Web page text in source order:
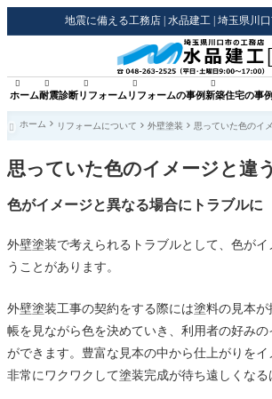
地震に備える工務店 | 水品建工 | 埼玉県川

ホーム

耐震診断

リフォーム

リフォームの事例

新築住宅の事例
 ホーム リフォームについて 外壁塗装 思っていた色のイ
思っていた色のイメージと違う
色がイメージと異なる場合にトラブルに
外壁塗装で考えられるトラブルとして、色が
うことがあります。
外壁塗装工事の契約をする際には塗料の見本
帳を見ながら色を決めていき、利用者の好みの
ができます。豊富な見本の中から仕上がりを
非常にワクワクして塗装完成が待ち遠しくなる